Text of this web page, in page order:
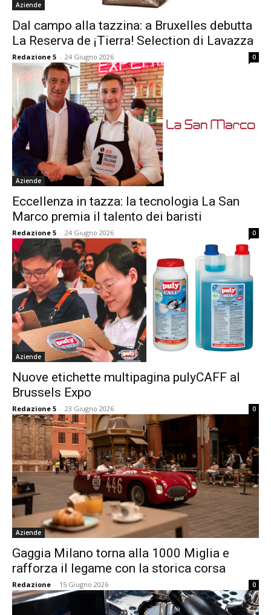
Aziende
Dal campo alla tazzina: a Bruxelles debutta
La Reserva de ¡Tierra! Selection di Lavazza
Redazione 5 - 24 Giugno 2026 0
Aziende
Eccellenza in tazza: la tecnologia La San
Marco premia il talento dei baristi
Redazione 5 - 24 Giugno 2026 0
Aziende
Nuove etichette multipagina pulyCAFF al
Brussels Expo
Redazione 5 - 23 Giugno 2026 0
Aziende
Gaggia Milano torna alla 1000 Miglia e
rafforza il legame con la storica corsa
Redazione - 15 Giugno 2026 0